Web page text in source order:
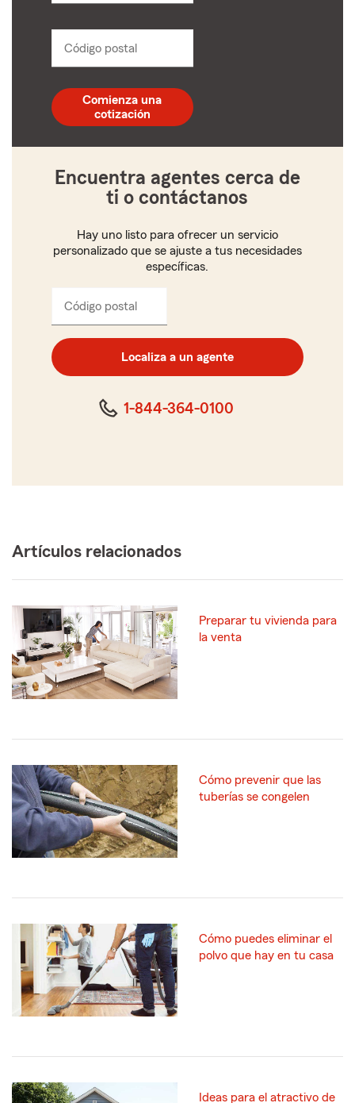
Código postal
postal
de
5
Comienza una
cotización
Encuentra agentes cerca de
ti o contáctanos
Hay uno listo para ofrecer un servicio
personalizado que se ajuste a tus necesidades
específicas.
Código postal
código
postal
de
cinco
Localiza a un agente
1-844-364-0100
Artículos relacionados
Preparar tu vivienda para
la venta
Cómo prevenir que las
tuberías se congelen
Cómo puedes eliminar el
polvo que hay en tu casa
Ideas para el atractivo de